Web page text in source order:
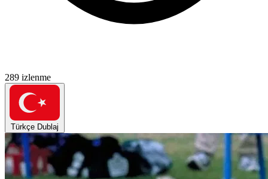
289 izlenme
Türkçe Dublaj